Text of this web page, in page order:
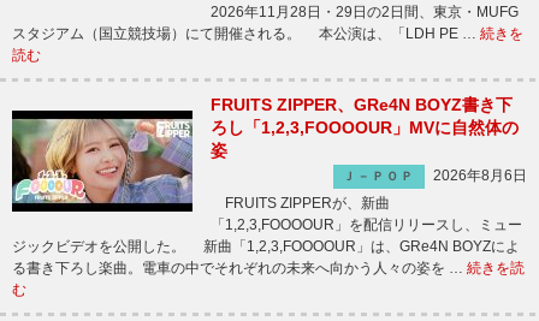
2026年11月28日・29日の2日間、東京・MUFG
スタジアム（国立競技場）にて開催される。 本公演は、「LDH PE … 続きを
読む
FRUITS ZIPPER、GRe4N BOYZ書き下
ろし「1,2,3,FOOOOUR」MVに自然体の
姿
Ｊ－ＰＯＰ
2026年8月6日
FRUITS ZIPPERが、新曲
「1,2,3,FOOOOUR」を配信リリースし、ミュー
ジックビデオを公開した。 新曲「1,2,3,FOOOOUR」は、GRe4N BOYZによ
る書き下ろし楽曲。電車の中でそれぞれの未来へ向かう人々の姿を … 続きを読
む